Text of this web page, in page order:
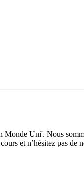
Uni'. Nous
et n’hésitez pas